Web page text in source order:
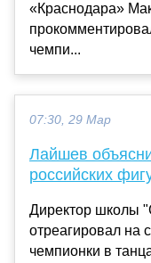
«Краснодара»
чемпи...
07:30, 29 Мар
Лайшев
российских
Директор школы
отреагировал на
чемпионки в